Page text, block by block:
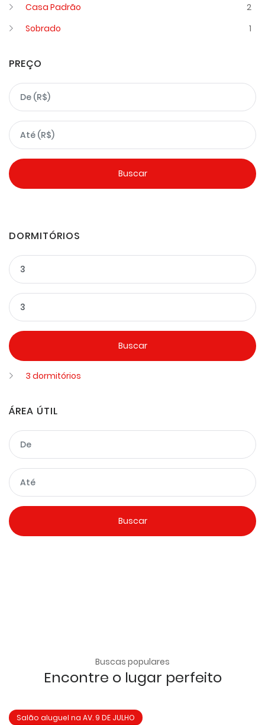
Casa Padrão
2
Sobrado
1
PREÇO
DORMITÓRIOS
3 dormitórios
ÁREA ÚTIL
Buscas populares
Encontre o lugar perfeito
Salão aluguel na AV. 9 DE JULHO